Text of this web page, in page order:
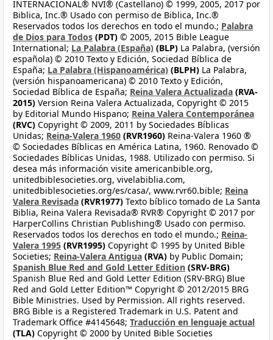
INTERNACIONAL® NVI® (Castellano) © 1999, 2005, 2017 por
Biblica, Inc.® Usado con permiso de Biblica, Inc.®
Reservados todos los derechos en todo el mundo.; Palabra
de Dios para Todos (PDT) © 2005, 2015 Bible League
International; La Palabra (España) (BLP) La Palabra, (versión
española) © 2010 Texto y Edición, Sociedad Bíblica de
España; La Palabra (Hispanoamérica) (BLPH) La Palabra,
(versión hispanoamericana) © 2010 Texto y Edición,
Sociedad Bíblica de España; Reina Valera Actualizada (RVA-
2015) Version Reina Valera Actualizada, Copyright © 2015
by Editorial Mundo Hispano; Reina Valera Contemporánea
(RVC) Copyright © 2009, 2011 by Sociedades Bíblicas
Unidas; Reina-Valera 1960 (RVR1960) Reina-Valera 1960 ®
© Sociedades Bíblicas en América Latina, 1960. Renovado ©
Sociedades Bíblicas Unidas, 1988. Utilizado con permiso. Si
desea más información visite americanbible.org,
unitedbiblesocieties.org, vivelabiblia.com,
unitedbiblesocieties.org/es/casa/, www.rvr60.bible; Reina
Valera Revisada (RVR1977) Texto bíblico tomado de La Santa
Biblia, Reina Valera Revisada® RVR® Copyright © 2017 por
HarperCollins Christian Publishing® Usado con permiso.
Reservados todos los derechos en todo el mundo.; Reina-
Valera 1995 (RVR1995) Copyright © 1995 by United Bible
Societies; Reina-Valera Antigua (RVA) by Public Domain;
Spanish Blue Red and Gold Letter Edition (SRV-BRG)
Spanish Blue Red and Gold Letter Edition (SRV-BRG) Blue
Red and Gold Letter Edition™ Copyright © 2012/2015 BRG
Bible Ministries. Used by Permission. All rights reserved.
BRG Bible is a Registered Trademark in U.S. Patent and
Trademark Office #4145648; Traducción en lenguaje actual
(TLA) Copyright © 2000 by United Bible Societies